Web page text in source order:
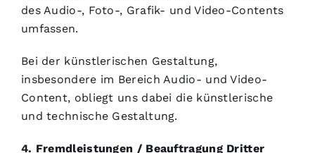
des Audio-, Foto-, Grafik- und Video-Contents
umfassen.
Bei der künstlerischen Gestaltung,
insbesondere im Bereich Audio- und Video-
Content, obliegt uns dabei die künstlerische
und technische Gestaltung.
4. Fremdleistungen / Beauftragung Dritter